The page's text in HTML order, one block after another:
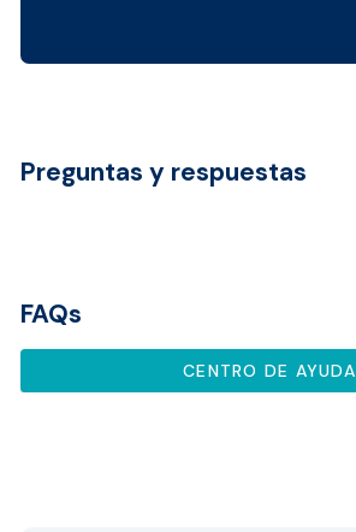
Preguntas y respuestas
FAQs
CENTRO DE AYUDA